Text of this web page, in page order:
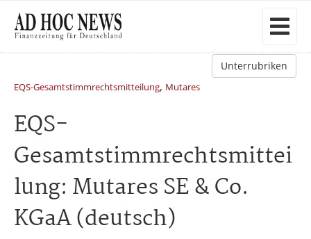
Unterrubriken
EQS-Gesamtstimmrechtsmitteilung, Mutares
EQS-
Gesamtstimmrechtsmittei
lung: Mutares SE & Co.
KGaA (deutsch)